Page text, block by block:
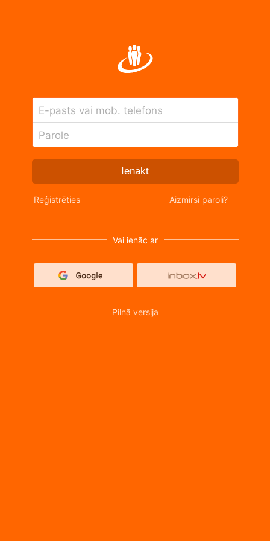
E-pasts vai mob. telefons
Parole
Ienākt
Reģistrēties Aizmirsi paroli?
Vai ienāc ar
Pilnā versija